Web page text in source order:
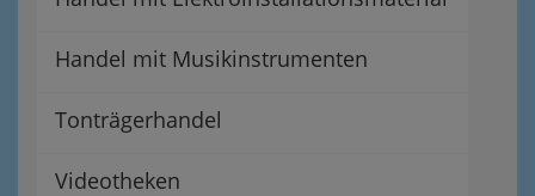
Handel mit Musikinstrumenten
Tonträgerhandel
Videotheken